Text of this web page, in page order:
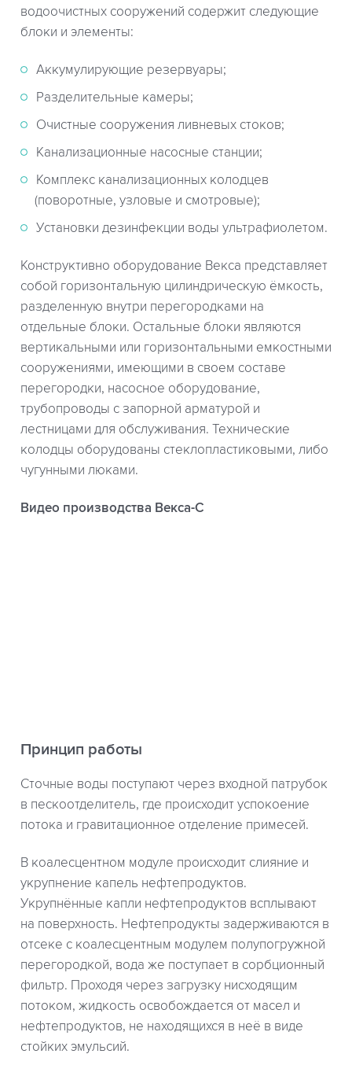
водоочистных сооружений содержит следующие
блоки и элементы:
Аккумулирующие резервуары;
Разделительные камеры;
Очистные сооружения ливневых стоков;
Канализационные насосные станции;
Комплекс канализационных колодцев
(поворотные, узловые и смотровые);
Установки дезинфекции воды ультрафиолетом.
Конструктивно оборудование Векса представляет
собой горизонтальную цилиндрическую ёмкость,
разделенную внутри перегородками на
отдельные блоки. Остальные блоки являются
вертикальными или горизонтальными емкостными
сооружениями, имеющими в своем составе
перегородки, насосное оборудование,
трубопроводы с запорной арматурой и
лестницами для обслуживания. Технические
колодцы оборудованы стеклопластиковыми, либо
чугунными люками.
Видео производства Векса-С
Принцип работы
Сточные воды поступают через входной патрубок
в пескоотделитель, где происходит успокоение
потока и гравитационное отделение примесей.
В коалесцентном модуле происходит слияние и
укрупнение капель нефтепродуктов.
Укрупнённые капли нефтепродуктов всплывают
на поверхность. Нефтепродукты задерживаются в
отсеке с коалесцентным модулем полупогружной
перегородкой, вода же поступает в сорбционный
фильтр. Проходя через загрузку нисходящим
потоком, жидкость освобождается от масел и
нефтепродуктов, не находящихся в неё в виде
стойких эмульсий.